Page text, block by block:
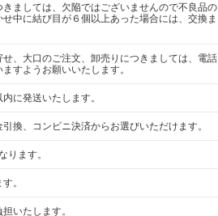
ましては、欠陥ではございませんので不良品の
中に結び目が６個以上あった場合には、交換ま
、大口のご注文、卸売りにつきましては、電話
すようお願いいたします。
に発送いたします。
換、コンビニ決済からお選びいただけます。
ります。
。
いたします。